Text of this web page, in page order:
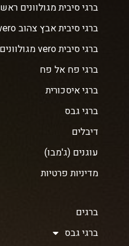
ברגי סיבית מגולוונים ראש PZ
ברגי סיבית אבץ צהוב vero
ברגי סיבית vero מגולוונים ראש TORX + ווקס
ברגי פח אל פח
ברגי איסכורית
ברגי גבס
דיבלים
עוגנים (ג'מבו)
מדיניות פרטיות
ברגים
ברגי גבס